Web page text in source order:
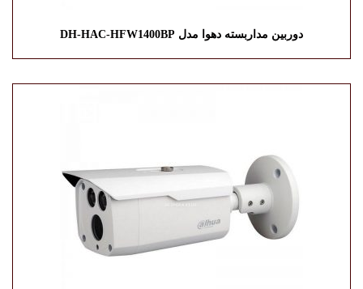
دوربین مداربسته دهوا مدل DH-HAC-HFW1400BP